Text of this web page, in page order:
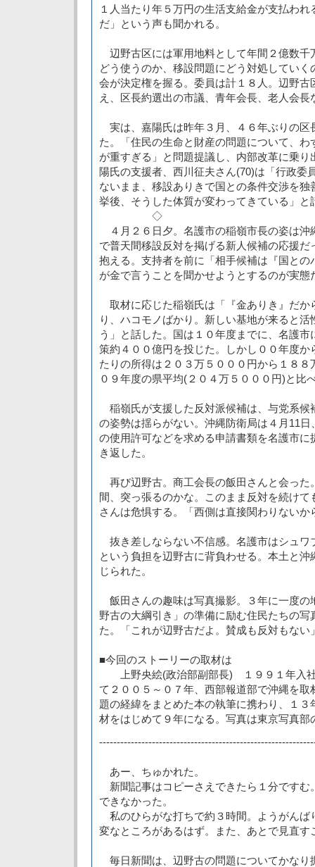
１人当たり年５万円の生活支給金が支払わ
だ」という声も聞かれる。
辺野古区には軍用地料として年間２億数千
どう使うのか、移設問題にどう対処してい
会が決定権を握る。委員は計１８人。辺野古
え、区長約選出の市議、青年会長、老人会長
実は、嘉陽氏は昨年３月、４６年ぶりの区
た。「住民の生命と財産の問題について、
が重すぎる」と問題提議し、内部改革に乗
陽氏の支援者、西川征夫さん(70)は「行政委
ないまま、移設ありきで国との条件交渉を
挙後、そうした体質が変わってきている」と
◇
４月２６日夕。名護市の稲嶺市長の姿は沖
で普天間移設反対を掲げる新人候補の応援
抱える。支持者を前に「相手候補は『国との
が金で言うことを聞かせようとするのが実態
取材に応じた稲嶺氏は「『金ありき』だか
り、ハコモノばかり。新しい基地が来ると
う」と話した。国は１０年度までに、名護
策約４００億円を投じた。しかし００年度か
たりの所得は２０３万５０００円から１８
０９年度の県平均(２０４万５０００円)と比
稲嶺氏が支援した反対派候補は、与党系候
の姿勢は揺らがない。沖縄防衛局は４月11
の使用許可などを求める申請書類を名護市に
き返した。
再び辺野古。商工会長の飯田さんと会った
間、突っ張るのかな。このまま反対を続け
さんは危惧する。「西側は直接関わりないか
抜き差しならない不信感。名護市はシュワ
という負担を辺野古に背負わせる。本土と
じられた。
飯田さんの趣味は写真撮影。３年に一度の
野古の大綱引き」の準備に励む住民たちの
た。「これが辺野古だよ。賛成も反対もない
■今回のストーリーの取材は
上野央絵(政治部副部長) １９９１年入社
て２００５～０７年、西部報道部で沖縄を取
題の経緯をまとめた本の執筆に携わり、１
材をはじめて９年になる。写真は東京写真部
あー、ちゅかれた。
新聞記事はコピーさえできたら１分ですむ
できなかった。
私のひらがな打ちで約３時間。ようがんば
変なところがあるはず。また、あとで見直す
毎日新聞は、辺野古の問題についてかなり